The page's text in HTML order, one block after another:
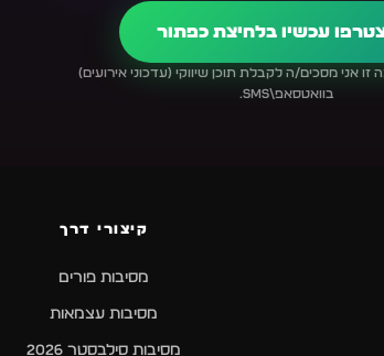
עכשיו בלחיצת כפתור
אני מסכים/ה לקבלת תוכן שיווקי (עדכוני אירועים)
בוואטסאפ\SMS.
קיצורי דרך
מסיבות פורים
מסיבות עצמאות
מסיבות סילבסטר 2026